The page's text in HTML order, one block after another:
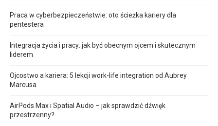
Praca w cyberbezpieczeństwie: oto ścieżka kariery dla
pentestera
Integracja życia i pracy: jak być obecnym ojcem i skutecznym
liderem
Ojcostwo a kariera: 5 lekcji work-life integration od Aubrey
Marcusa
AirPods Max i Spatial Audio – jak sprawdzić dźwięk
przestrzenny?